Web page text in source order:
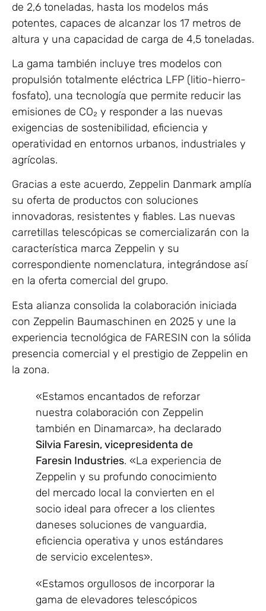
de 2,6 toneladas, hasta los modelos más
potentes, capaces de alcanzar los 17 metros de
altura y una capacidad de carga de 4,5 toneladas.
La gama también incluye tres modelos con
propulsión totalmente eléctrica LFP (litio-hierro-
fosfato), una tecnología que permite reducir las
emisiones de CO₂ y responder a las nuevas
exigencias de sostenibilidad, eficiencia y
operatividad en entornos urbanos, industriales y
agrícolas.
Gracias a este acuerdo, Zeppelin Danmark amplía
su oferta de productos con soluciones
innovadoras, resistentes y fiables. Las nuevas
carretillas telescópicas se comercializarán con la
característica marca Zeppelin y su
correspondiente nomenclatura, integrándose así
en la oferta comercial del grupo.
Esta alianza consolida la colaboración iniciada
con Zeppelin Baumaschinen en 2025 y une la
experiencia tecnológica de FARESIN con la sólida
presencia comercial y el prestigio de Zeppelin en
la zona.
«Estamos encantados de reforzar
nuestra colaboración con Zeppelin
también en Dinamarca», ha declarado
Silvia Faresin, vicepresidenta de
Faresin Industries. «La experiencia de
Zeppelin y su profundo conocimiento
del mercado local la convierten en el
socio ideal para ofrecer a los clientes
daneses soluciones de vanguardia,
eficiencia operativa y unos estándares
de servicio excelentes».
«Estamos orgullosos de incorporar la
gama de elevadores telescópicos